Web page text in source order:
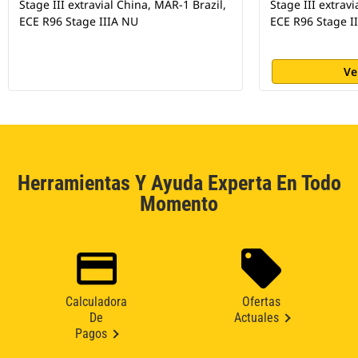
Stage III extravial China, MAR-1 Brazil,
ECE R96 Stage IIIA NU
Stage III
ECE R96 Stage
Herramientas Y Ayuda Experta En Todo
Momento
Calculadora
De
Pagos
Ofertas
Actuales